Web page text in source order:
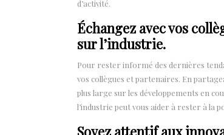
d’activité.
Échangez avec vos
sur l’industrie.
Pour rester informé des dernières
vos collègues et partenaires. En
plus large sur les développements en
l’industrie peut vous aider à rester à la